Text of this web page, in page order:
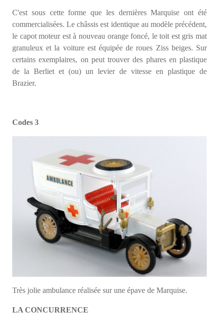
C'est sous cette forme que les dernières Marquise ont été
commercialisées. Le châssis est identique au modèle précédent,
le capot moteur est à nouveau orange foncé, le toit est gris mat
granuleux et la voiture est équipée de roues Ziss beiges. Sur
certains exemplaires, on peut trouver des phares en plastique
de la Berliet et (ou) un levier de vitesse en plastique de
Brazier.
Codes 3
Très jolie ambulance réalisée sur une épave de Marquise.
LA CONCURRENCE